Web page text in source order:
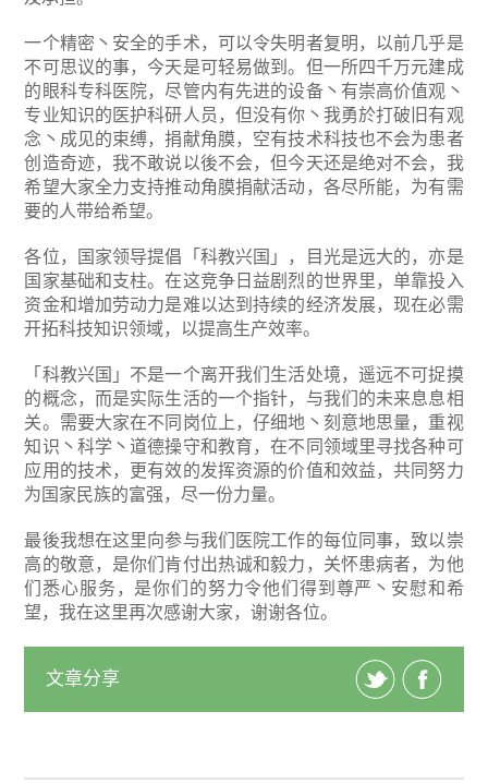
一个精密丶安全的手术，可以令失明者复明，以前几乎是
不可思议的事，今天是可轻易做到。但一所四千万元建成
的眼科专科医院，尽管内有先进的设备丶有崇高价值观丶
专业知识的医护科研人员，但没有你丶我勇於打破旧有观
念丶成见的束缚，捐献角膜，空有技术科技也不会为患者
创造奇迹，我不敢说以後不会，但今天还是绝对不会，我
希望大家全力支持推动角膜捐献活动，各尽所能，为有需
要的人带给希望。
各位，国家领导提倡「科教兴国」，目光是远大的，亦是
国家基础和支柱。在这竞争日益剧烈的世界里，单靠投入
资金和增加劳动力是难以达到持续的经济发展，现在必需
开拓科技知识领域，以提高生产效率。
「科教兴国」不是一个离开我们生活处境，遥远不可捉摸
的概念，而是实际生活的一个指针，与我们的未来息息相
关。需要大家在不同岗位上，仔细地丶刻意地思量，重视
知识丶科学丶道德操守和教育，在不同领域里寻找各种可
应用的技术，更有效的发挥资源的价值和效益，共同努力
为国家民族的富强，尽一份力量。
最後我想在这里向参与我们医院工作的每位同事，致以崇
高的敬意，是你们肯付出热诚和毅力，关怀患病者，为他
们悉心服务，是你们的努力令他们得到尊严丶安慰和希
望，我在这里再次感谢大家，谢谢各位。
文章分享